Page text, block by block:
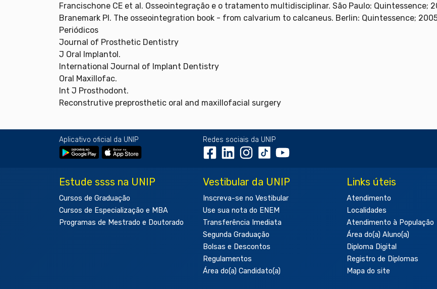
Francischone CE et al. Osseointegração e o tratamento multidisciplinar. São Paulo: Quintessence;
Branemark PI. The osseointegration book - from calvarium to calcaneus. Berlin: Quintessence;
Periódicos
Journal of Prosthetic Dentistry
J Oral Implantol.
International Journal of Implant Dentistry
Oral Maxillofac.
Int J Prosthodont.
Reconstrutive preprosthetic oral and maxillofacial surgery
Aplicativo oficial da UNIP Redes sociais da UNIP
Estude ssss na UNIP
Cursos de Graduação
Cursos de Especialização e MBA
Programas de Mestrado e Doutorado
Vestibular da UNIP
Inscreva-se no Vestibular
Use sua nota do ENEM
Transferência Imediata
Segunda Graduação
Bolsas e Descontos
Regulamentos
Área do(a) Candidato(a)
Links úteis
Atendimento
Localidades
Atendimento à População
Área do(a) Aluno(a)
Diploma Digital
Registro de Diplomas
Mapa do site